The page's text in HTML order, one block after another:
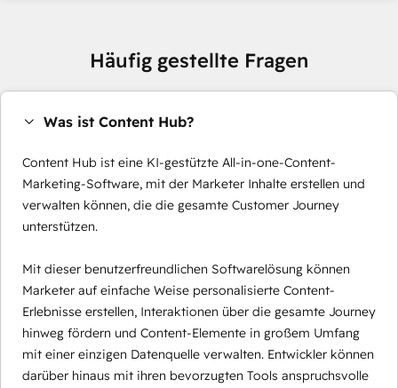
Häufig gestellte Fragen
Was ist Content Hub?
Content Hub ist eine KI-gestützte All-in-one-Content-
Marketing-Software, mit der Marketer Inhalte erstellen und
verwalten können, die die gesamte Customer Journey
unterstützen.
Mit dieser benutzerfreundlichen Softwarelösung können
Marketer auf einfache Weise personalisierte Content-
Erlebnisse erstellen, Interaktionen über die gesamte Journey
hinweg fördern und Content-Elemente in großem Umfang
mit einer einzigen Datenquelle verwalten. Entwickler können
darüber hinaus mit ihren bevorzugten Tools anspruchsvolle